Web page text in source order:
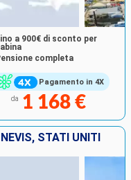
Pagamento in 4X
a 900€ di sconto per
completa
da 1 168 €
STATI UNITI